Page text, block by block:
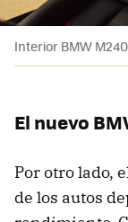
Interior BMW
El nuevo
Por otro lado,
de los autos